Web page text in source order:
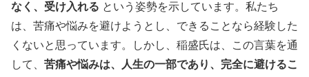
なく、受け入れる という姿勢を示しています。私たち
は、苦痛や悩みを避けようとし、できることなら経験した
くないと思っています。しかし、稲盛氏は、この言葉を通
して、 苦痛や悩みは、人生の一部であり、完全に避けるこ